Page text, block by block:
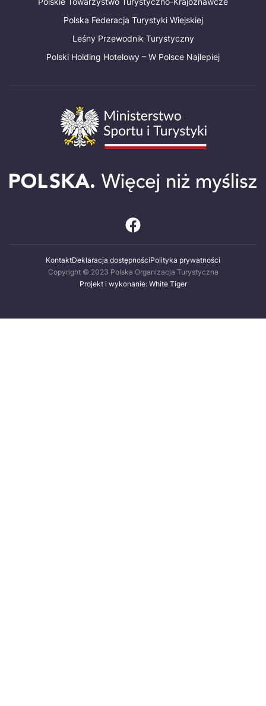
Polska Federacja Turystyki Wiejskiej
Leśny Przewodnik Turystyczny
Polski Holding Hotelowy – W Polsce Najlepiej
KontaktDeklaracja dostępnościPolityka prywatności
Copyright © 2023 Polska Organizacja Turystyczna
Projekt i wykonanie: White Tiger